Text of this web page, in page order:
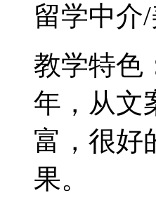
留学中介
教学特色
年，从文
富，很好
果。